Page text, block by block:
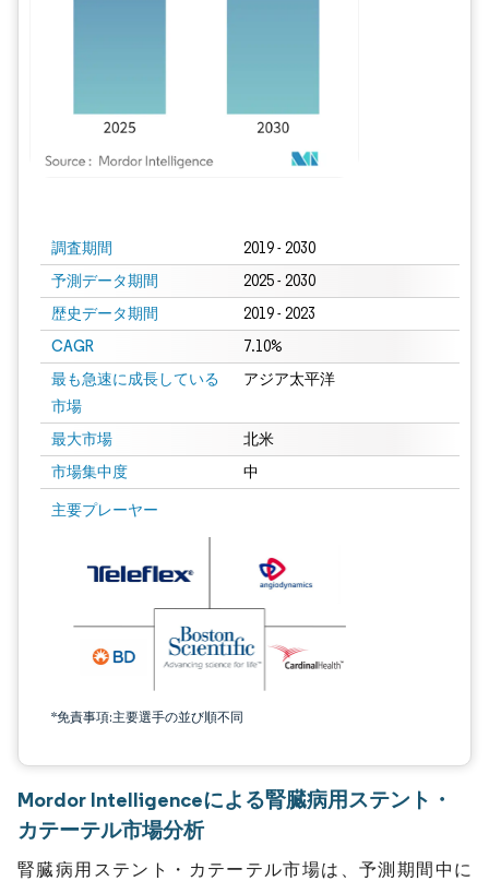
調査期間 2019 - 2030
予測データ期間 2025 - 2030
歴史データ期間 2019 - 2023
CAGR 7.10%
最も急速に成長している
市場
アジア太平洋
最大市場 北米
市場集中度 中
主要プレーヤー
*免責事項:主要選手の並び順不同
Mordor Intelligenceによる腎臓病用ステント・
カテーテル市場分析
腎臓病用ステント・カテーテル市場は、予測期間中に